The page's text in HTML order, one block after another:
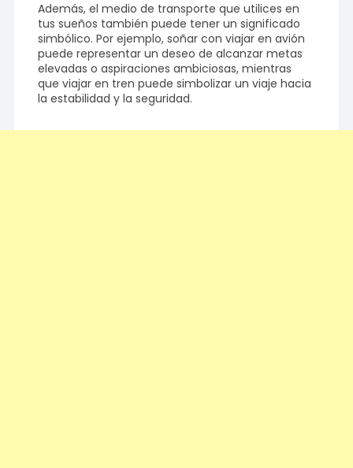
Además, el medio de transporte que utilices en
tus sueños también puede tener un significado
simbólico. Por ejemplo, soñar con viajar en avión
puede representar un deseo de alcanzar metas
elevadas o aspiraciones ambiciosas, mientras
que viajar en tren puede simbolizar un viaje hacia
la estabilidad y la seguridad.